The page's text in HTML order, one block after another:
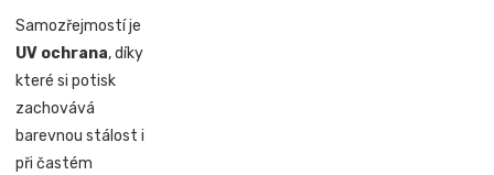
Samozřejmostí je
UV ochrana, díky
které si potisk
zachovává
barevnou stálost i
při častém